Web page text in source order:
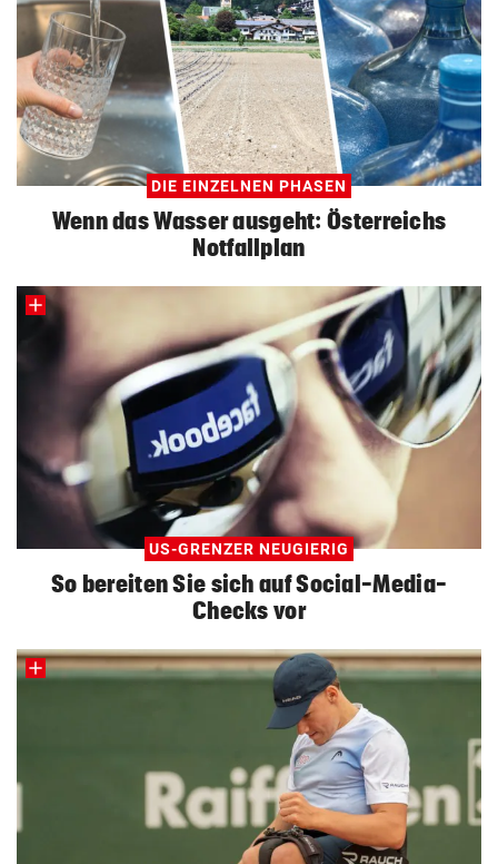
DIE EINZELNEN PHASEN
Wenn das Wasser ausgeht: Österreichs
Notfallplan
US-GRENZER NEUGIERIG
So bereiten Sie sich auf Social-Media-
Checks vor